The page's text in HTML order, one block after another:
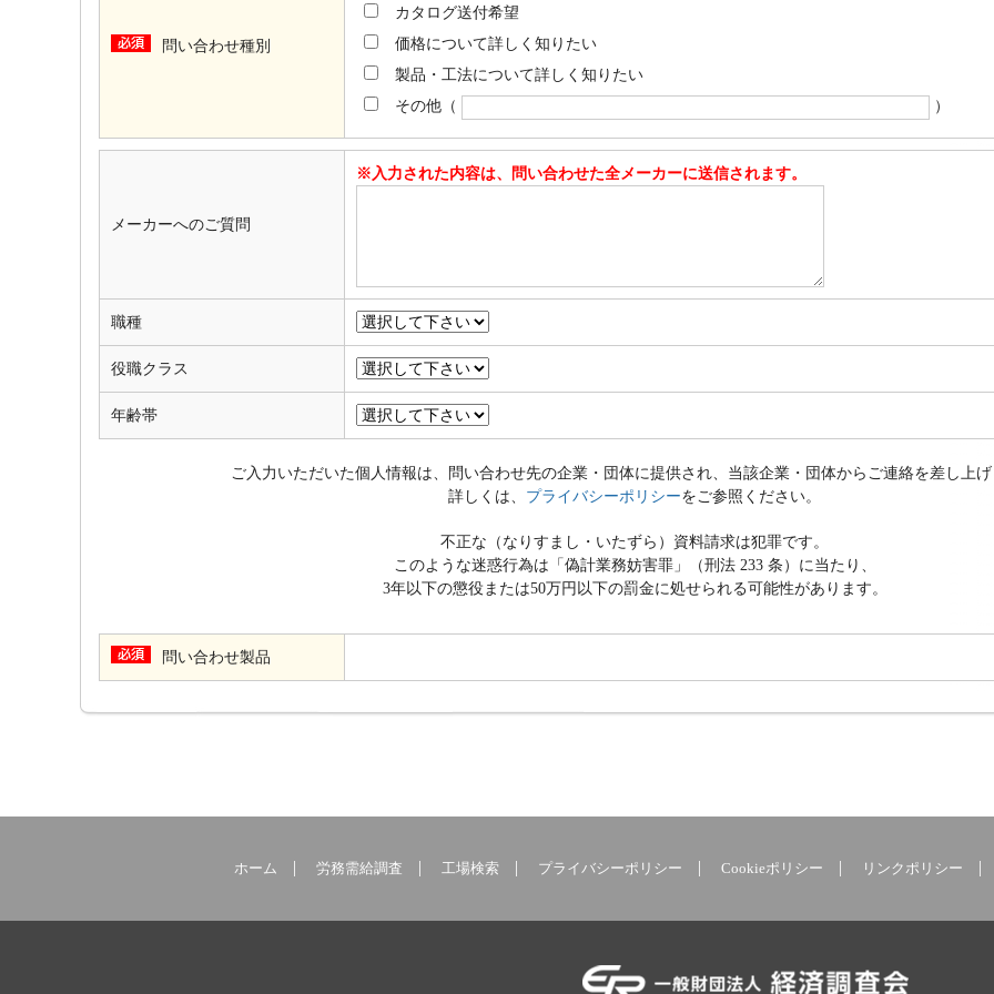
問い合わせ種別
カタログ送付希望
価格について詳しく知りたい
製品・工法について詳しく知りたい
その他 （ ）
メーカーへのご質問
※入力された内容は、問い合わせた全メーカーに送信されます。
職種
役職クラス
年齢帯
ご入力いただいた個人情報は、問い合わせ先の企業・団体に提供され、当該企業・団体からご連絡を差し上
詳しくは、 プライバシーポリシーをご参照ください。
不正な（なりすまし・いたずら）資料請求は犯罪です。
このような迷惑行為は「偽計業務妨害罪」（刑法 233 条）に当たり、
3年以下の懲役または50万円以下の罰金に処せられる可能性があります。
問い合わせ製品
ホーム 労務需給調査 工場検索 プライバシーポリシー Cookieポリシー リンクポリシー